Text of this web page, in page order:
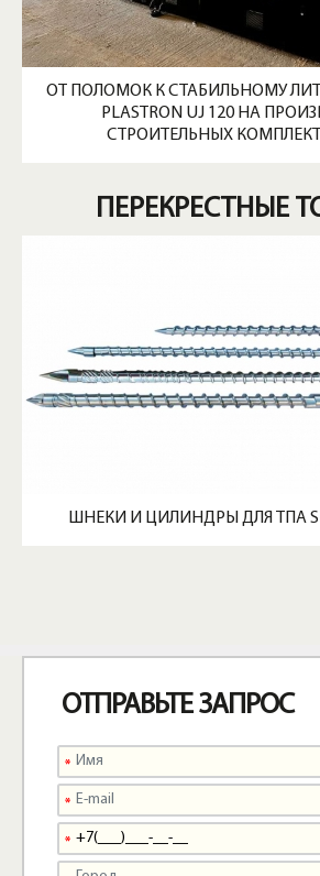
ОТ ПОЛОМОК К СТАБИЛЬНОМУ
PLASTRON UJ 120 НА
СТРОИТЕЛЬНЫХ
ПЕРЕКРЕСТНЫЕ
ШНЕКИ И ЦИЛИНДРЫ ДЛЯ ТПА
ОТПРАВЬТЕ ЗАПРОС